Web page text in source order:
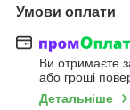
Умови оплати
Ви отримаєте
або гроші
Детальніше